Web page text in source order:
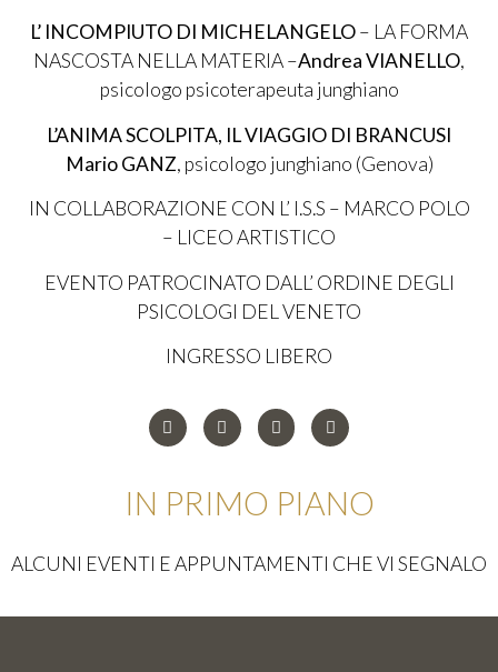
L’ INCOMPIUTO DI MICHELANGELO– LA FORMA
NASCOSTA NELLA MATERIA –Andrea VIANELLO,
psicologo psicoterapeuta junghiano
L’ANIMA SCOLPITA, IL VIAGGIO DI BRANCUSI
Mario GANZ, psicologo junghiano (Genova)
IN COLLABORAZIONE CON L’ I.S.S – MARCO POLO
– LICEO ARTISTICO
EVENTO PATROCINATO DALL’ ORDINE DEGLI
PSICOLOGI DEL VENETO
INGRESSO LIBERO
IN PRIMO PIANO
ALCUNI EVENTI E APPUNTAMENTI CHE VI SEGNALO